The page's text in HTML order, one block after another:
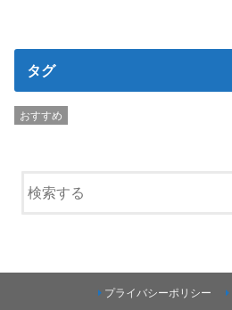
タグ
おすすめ
プライバシーポリシー